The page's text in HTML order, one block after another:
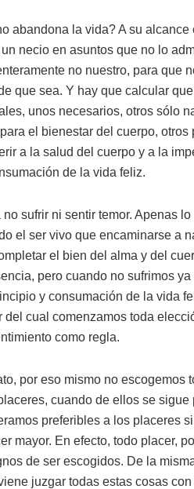
abandona la vida? A su
necio en asuntos que no lo
no nuestro, para que
que sea. Y hay que calcular
unos necesarios, otros sólo
el bienestar del cuerpo, otros
a la salud del cuerpo y a la
de la vida feliz.
sufrir ni sentir temor. Apenas
el ser vivo que encaminarse a
el bien del alma y del
pero cuando no sufrimos
y consumación de la vida
cual comenzamos toda
como regla.
por eso mismo no escogemos
cuando de ellos se
preferibles a los placeres
mayor. En efecto, todo placer,
de ser escogidos. De la
juzgar todas estas cosas